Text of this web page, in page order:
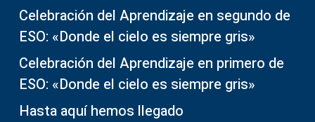
Celebración del Aprendizaje en segundo de
ESO: «Donde el cielo es siempre gris»
Celebración del Aprendizaje en primero de
ESO: «Donde el cielo es siempre gris»
Hasta aquí hemos llegado